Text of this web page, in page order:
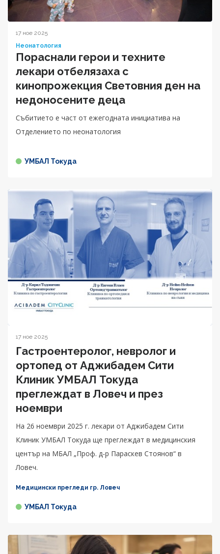
17 ное 2025
Неонатология
Пораснали герои и техните
лекари отбелязаха с
кинопрожекция Световния ден на
недоносените деца
Събитието е част от ежегодната инициатива на
Отделението по неонатология
УМБАЛ Токуда
17 ное 2025
Гастроентеролог, невролог и
ортопед от Аджибадем Сити
Клиник УМБАЛ Токуда
преглеждат в Ловеч и през
ноември
На 26 ноември 2025 г. лекари от Аджибадем Сити
Клиник УМБАЛ Токуда ще преглеждат в медицинския
център на МБАЛ „Проф. д-р Параскев Стоянов“ в
Ловеч.
Медицински прегледи гр. Ловеч
УМБАЛ Токуда